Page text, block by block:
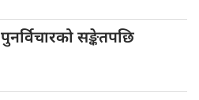
पुनर्विचारको सङ्केतपछि